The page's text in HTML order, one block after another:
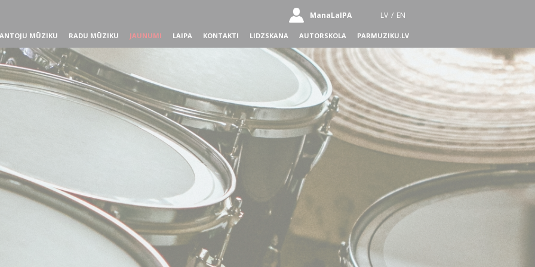
ManaLaIPA LV / EN
MŪZIKU RADU MŪZIKU JAUNUMI LAIPA KONTAKTI LIDZSKANA AUTORSKOLA PARMUZIKU.LV